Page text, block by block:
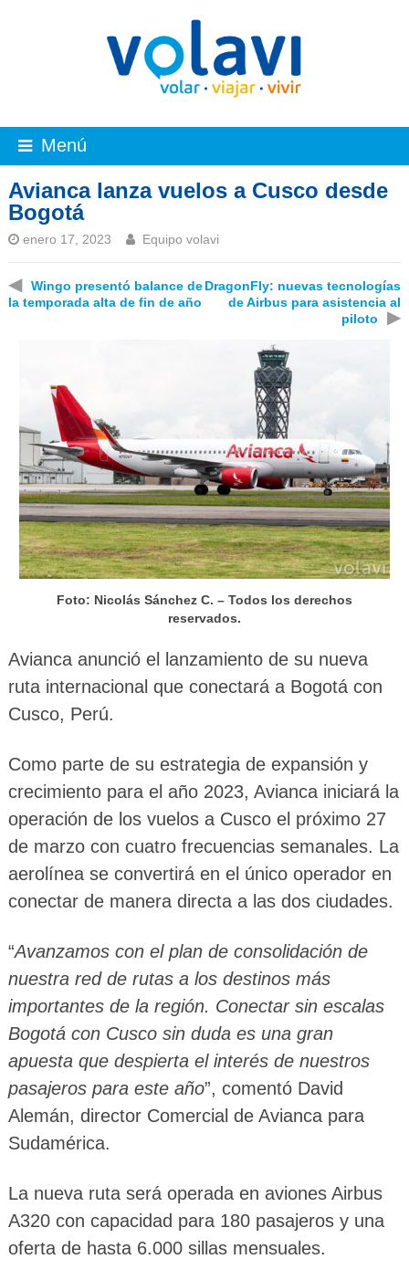
Menú
Avianca lanza vuelos a Cusco desde
Bogotá
enero 17, 2023 Equipo volavi
◀
Wingo presentó balance de
la temporada alta de fin de año
DragonFly: nuevas tecnologías
de Airbus para asistencia al
piloto
▶
Foto: Nicolás Sánchez C. – Todos los derechos
reservados.
Avianca anunció el lanzamiento de su nueva
ruta internacional que conectará a Bogotá con
Cusco, Perú.
Como parte de su estrategia de expansión y
crecimiento para el año 2023, Avianca iniciará la
operación de los vuelos a Cusco el próximo 27
de marzo con cuatro frecuencias semanales. La
aerolínea se convertirá en el único operador en
conectar de manera directa a las dos ciudades.
“Avanzamos con el plan de consolidación de
nuestra red de rutas a los destinos más
importantes de la región. Conectar sin escalas
Bogotá con Cusco sin duda es una gran
apuesta que despierta el interés de nuestros
pasajeros para este año”, comentó David
Alemán, director Comercial de Avianca para
Sudamérica.
La nueva ruta será operada en aviones Airbus
A320 con capacidad para 180 pasajeros y una
oferta de hasta 6.000 sillas mensuales.